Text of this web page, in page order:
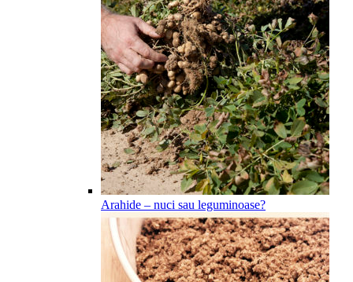
Arahide – nuci sau leguminoase?